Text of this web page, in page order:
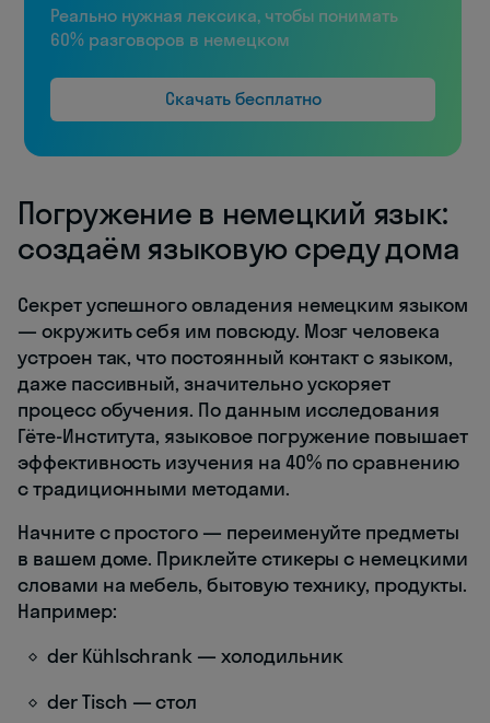
Реально нужная лексика, чтобы понимать
60% разговоров в немецком
Скачать бесплатно
Погружение в немецкий язык:
создаём языковую среду дома
Секрет успешного овладения немецким языком
— окружить себя им повсюду. Мозг человека
устроен так, что постоянный контакт с языком,
даже пассивный, значительно ускоряет
процесс обучения. По данным исследования
Гёте-Института, языковое погружение повышает
эффективность изучения на 40% по сравнению
с традиционными методами.
Начните с простого — переименуйте предметы
в вашем доме. Приклейте стикеры с немецкими
словами на мебель, бытовую технику, продукты.
Например:
der Kühlschrank — холодильник
der Tisch — стол